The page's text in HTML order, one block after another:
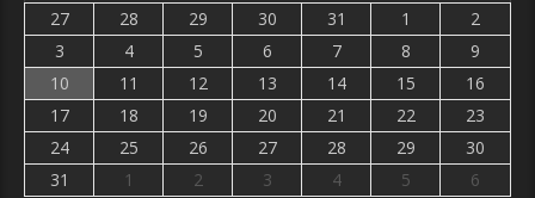
27
28 29 30 31 1
2
3
4 5 6 7 8
9
10
11 12 13 14 15
16
17
18 19 20 21 22
23
24
25 26 27 28 29
30
31
1 2 3 4 5 6